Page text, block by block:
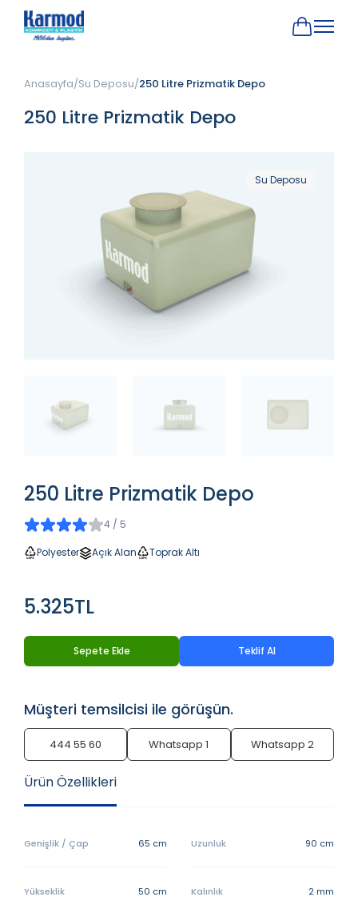
Anasayfa Su Deposu 250 Litre Prizmatik Depo
250 Litre Prizmatik Depo
Su Deposu
250 Litre Prizmatik Depo
4 / 5
Polyester Açık Alan Toprak Altı
5.325TL
Sepete Ekle Teklif Al
Müşteri temsilcisi ile görüşün.
444 55 60 Whatsapp 1 Whatsapp 2
Ürün Özellikleri
Genişlik / Çap 65 cm Uzunluk 90 cm
Yükseklik 50 cm Kalınlık 2 mm